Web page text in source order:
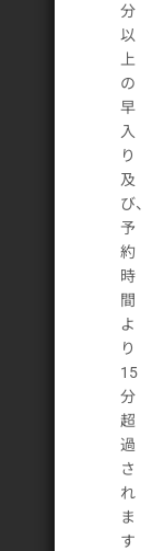
分
以
上
の
早
入
り
及
び、
予
約
時
間
よ
り
15
分
超
過
さ
れ
ま
す